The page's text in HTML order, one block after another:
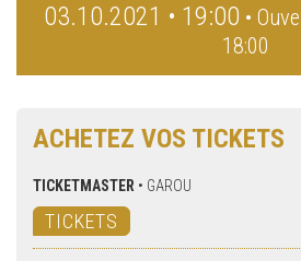
03.10.2021 • 19:00 •
18:00
ACHETEZ VOS TICKETS
TICKETMASTER • GAROU
TICKETS